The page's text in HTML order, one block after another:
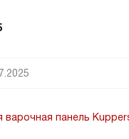
варочная панель